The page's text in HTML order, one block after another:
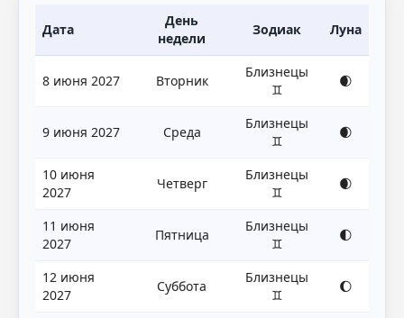
Дата
День
недели
Зодиак Луна
8 июня 2027 Вторник
Близнецы
♊
🌒
9 июня 2027 Среда
Близнецы
♊
🌒
10 июня
2027
Четверг
Близнецы
♊
🌒
11 июня
2027
Пятница
Близнецы
♊
🌓
12 июня
2027
Суббота
Близнецы
♊
🌔